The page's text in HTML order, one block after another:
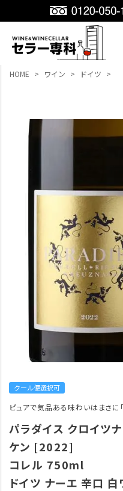
HOME ワイン ドイツ
クール便選択可
ピュアで気品ある味わいはまさに
パラダイス クロイツ
ケン [2022]
コレル 750ml
ドイツ ナーエ 辛口 白